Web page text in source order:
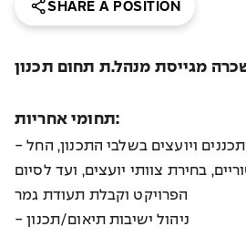
SHARE A POSITION
מגייסת מנהל.ת תחום תכנון
תחומי אחריות:
- ניהול צוותי מתכננים ויועצים בשלבי התכנון, החל
בחירת צוותי יועצים, ועד לסיום
הפרויקט וקבלת תעודת גמר
- ניהול ישיבות תיאום/תכנון